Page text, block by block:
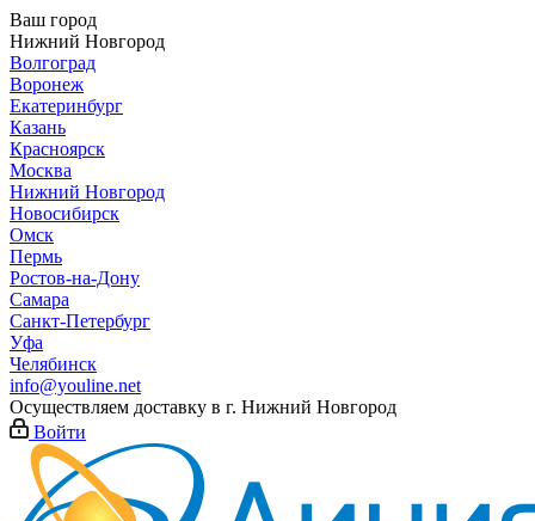
Ваш город
Нижний Новгород
Волгоград
Воронеж
Екатеринбург
Казань
Красноярск
Москва
Нижний Новгород
Новосибирск
Омск
Пермь
Ростов-на-Дону
Самара
Санкт-Петербург
Уфа
Челябинск
info@youline.net
Осуществляем доставку в г. Нижний Новгород
Войти